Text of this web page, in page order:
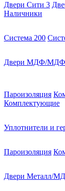
Двери Сити 3
Наличники
Система 200
Двери МДФ/МДФ
Пароизоляция
Комплектующие
Уплотнители и
Пароизоляция
Двери Металл/